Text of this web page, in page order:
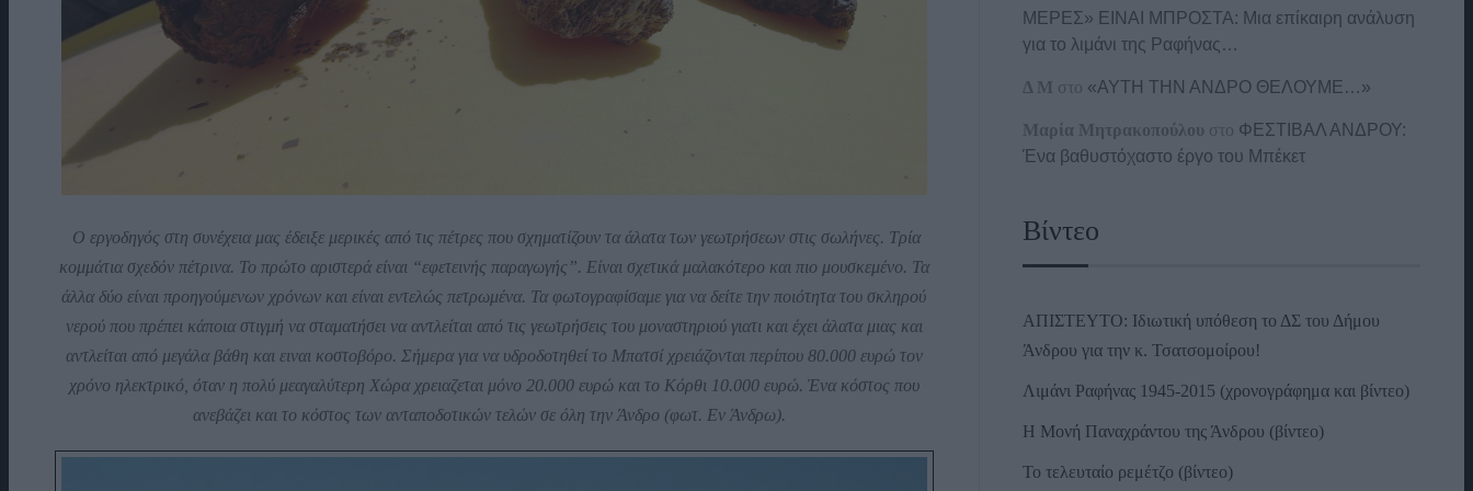
Ο εργοδηγός στη συνέχεια μας έδειξε μερικές από τις πέτρες που σχηματίζουν τα άλατα των γεωτρήσεων στις σωλήνες. Τρία
κομμάτια σχεδόν πέτρινα. Το πρώτο αριστερά είναι “εφετεινής παραγωγής”. Είναι σχετικά μαλακότερο και πιο μουσκεμένο. Τα
άλλα δύο είναι προηγούμενων χρόνων και είναι εντελώς πετρωμένα. Τα φωτογραφίσαμε για να δείτε την ποιότητα του σκληρού
νερού που πρέπει κάποια στιγμή να σταματήσει να αντλείται από τις γεωτρήσεις του μοναστηριού γιατι και έχει άλατα μιας και
αντλείται από μεγάλα βάθη και ειναι κοστοβόρο. Σήμερα για να υδροδοτηθεί το Μπατσί χρειάζονται περίπου 80.000 ευρώ τον
χρόνο ηλεκτρικό, όταν η πολύ μεαγαλύτερη Χώρα χρειαζεται μόνο 20.000 ευρώ και το Κόρθι 10.000 ευρώ. Ένα κόστος που
ανεβάζει και το κόστος των ανταποδοτικών τελών σε όλη την Άνδρο (φωτ. Εν Άνδρω).
ΜΕΡΕΣ» ΕΙΝΑΙ ΜΠΡΟΣΤΑ: Μια επίκαιρη ανάλυση
για το λιμάνι της Ραφήνας…
Δ Μ στο «ΑΥΤΗ ΤΗΝ ΑΝΔΡΟ ΘΕΛΟΥΜΕ…»
Μαρία Μητρακοπούλου στο ΦΕΣΤΙΒΑΛ ΑΝΔΡΟΥ:
Ένα βαθυστόχαστο έργο του Μπέκετ
Βίντεο
ΑΠΙΣΤΕΥΤΟ: Ιδιωτική υπόθεση το ΔΣ του Δήμου
Άνδρου για την κ. Τσατσομοίρου!
Λιμάνι Ραφήνας 1945-2015 (χρονογράφημα και βίντεο)
Η Μονή Παναχράντου της Άνδρου (βίντεο)
Το τελευταίο ρεμέτζο (βίντεο)